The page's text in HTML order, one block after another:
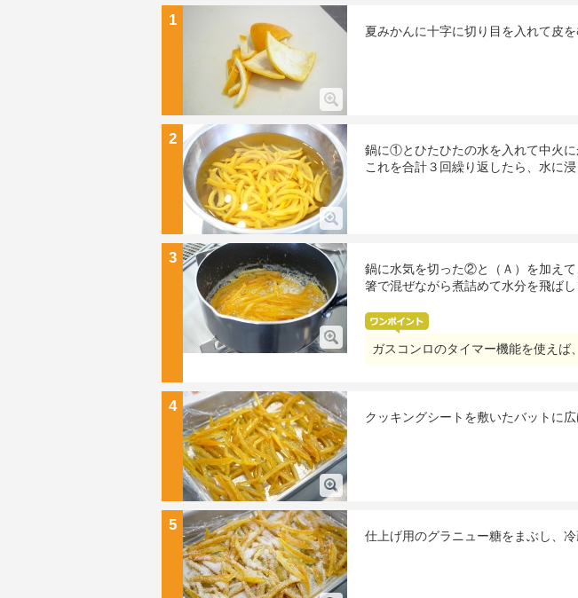
1
夏みかんに十字に切り目を入れて皮
2
鍋に①とひたひたの水を入れて中火に
これを合計３回繰り返したら、水に
3
鍋に水気を切った②と（Ａ）を加え
箸で混ぜながら煮詰めて水分を飛ばし
ガスコンロのタイマー機能を使えば
4
クッキングシートを敷いたバットに広
5
仕上げ用のグラニュー糖をまぶし、冷